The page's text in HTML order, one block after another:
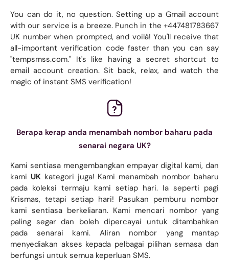
You can do it, no question. Setting up a Gmail account
with our service is a breeze. Punch in the +447481783667
UK number when prompted, and voilà! You'll receive that
all-important verification code faster than you can say
"tempsmss.com." It's like having a secret shortcut to
email account creation. Sit back, relax, and watch the
magic of instant SMS verification!
Berapa kerap anda menambah nombor baharu pada
senarai negara UK?
Kami sentiasa mengembangkan empayar digital kami, dan
kami UKkategori juga! Kami menambah nombor baharu
pada koleksi termaju kami setiap hari. Ia seperti pagi
Krismas, tetapi setiap hari! Pasukan pemburu nombor
kami sentiasa berkeliaran. Kami mencari nombor yang
paling segar dan boleh dipercayai untuk ditambahkan
pada senarai kami. Aliran nombor yang mantap
menyediakan akses kepada pelbagai pilihan semasa dan
berfungsi untuk semua keperluan SMS.